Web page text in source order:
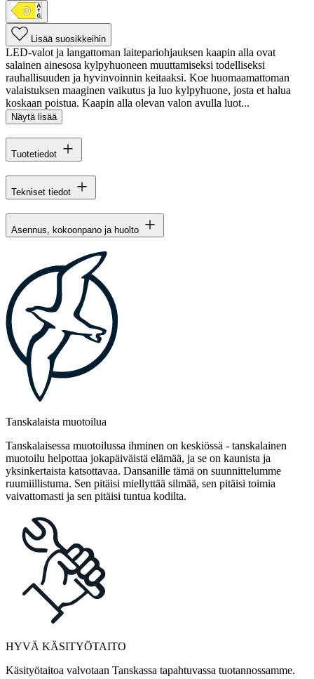
Lisää suosikkeihin
LED-valot ja langattoman laitepariohjauksen kaapin alla ovat
salainen ainesosa kylpyhuoneen muuttamiseksi todelliseksi
rauhallisuuden ja hyvinvoinnin keitaaksi. Koe huomaamattoman
valaistuksen maaginen vaikutus ja luo kylpyhuone, josta et halua
koskaan poistua. Kaapin alla olevan valon avulla luot...
Näytä lisää
Tuotetiedot
Tekniset tiedot
Asennus, kokoonpano ja huolto
Tanskalaista muotoilua
Tanskalaisessa muotoilussa ihminen on keskiössä - tanskalainen
muotoilu helpottaa jokapäiväistä elämää, ja se on kaunista ja
yksinkertaista katsottavaa. Dansanille tämä on suunnittelumme
ruumiillistuma. Sen pitäisi miellyttää silmää, sen pitäisi toimia
vaivattomasti ja sen pitäisi tuntua kodilta.
HYVÄ KÄSITYÖTAITO
Käsityötaitoa valvotaan Tanskassa tapahtuvassa tuotannossamme.